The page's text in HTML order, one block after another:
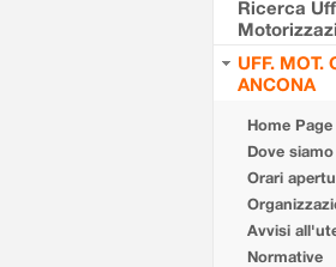
Ricerca
UFF. MOT.
ANCONA
Home Page
Dove siamo
Orari
Avvisi
Normative